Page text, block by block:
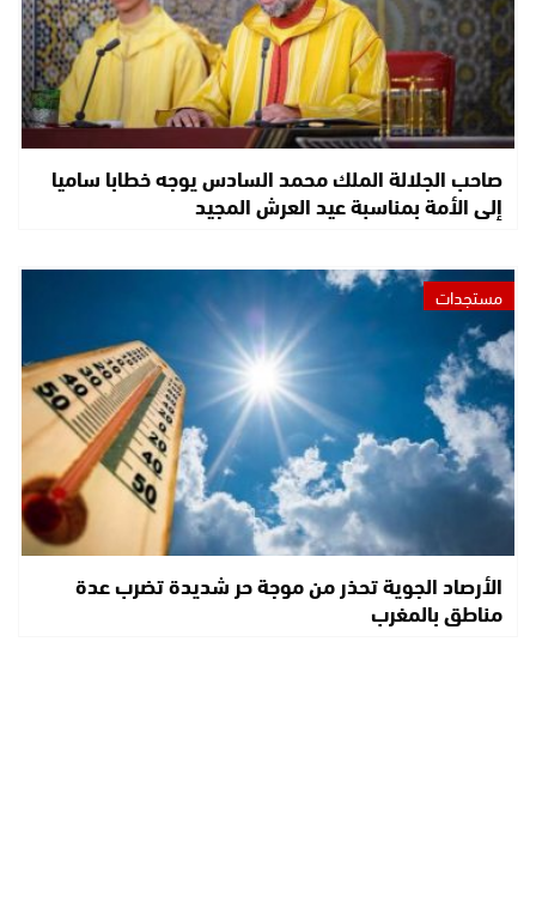
صاحب الجلالة الملك محمد السادس يوجه خطابا ساميا
إلى الأمة بمناسبة عيد العرش المجيد
مستجدات
الأرصاد الجوية تحذر من موجة حر شديدة تضرب عدة
مناطق بالمغرب